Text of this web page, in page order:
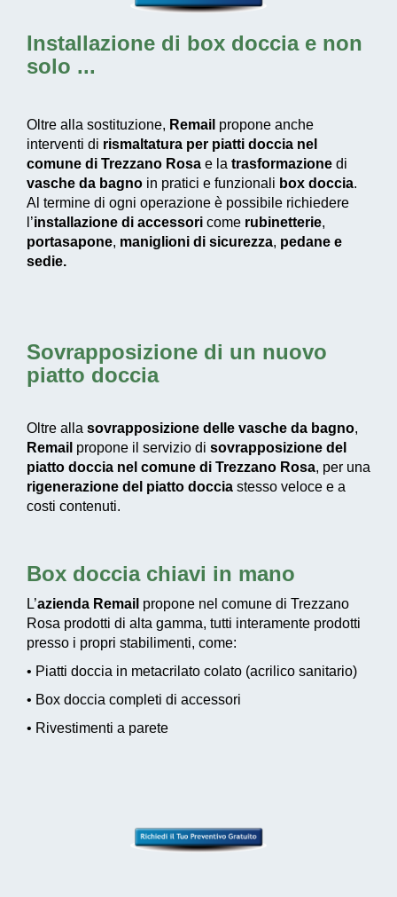
Installazione di box docciae non
solo ...
Oltre alla sostituzione, Remail propone anche
interventi di rismaltatura per piatti doccia nel
comune di Trezzano Rosa e la trasformazione di
vasche da bagno in pratici e funzionali box doccia.
Al termine di ogni operazione è possibile richiedere
l’installazione di accessori come rubinetterie,
portasapone, maniglioni di sicurezza, pedane e
sedie.
Sovrapposizione di un nuovo
piatto doccia
Oltre alla sovrapposizione delle vasche da bagno,
Remail propone il servizio di sovrapposizione del
piatto doccia nel comune di Trezzano Rosa, per una
rigenerazione del piatto doccia stesso veloce e a
costi contenuti.
Box doccia chiavi in mano
L’azienda Remail propone nel comune di Trezzano
Rosa prodotti di alta gamma, tutti interamente prodotti
presso i propri stabilimenti, come:
• Piatti doccia in metacrilato colato (acrilico sanitario)
• Box doccia completi di accessori
• Rivestimenti a parete